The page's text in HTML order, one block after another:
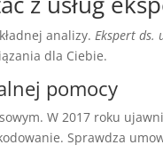
analizy. Ekspert ds.
dla Ciebie.
pomocy
W 2017 roku
Sprawdza